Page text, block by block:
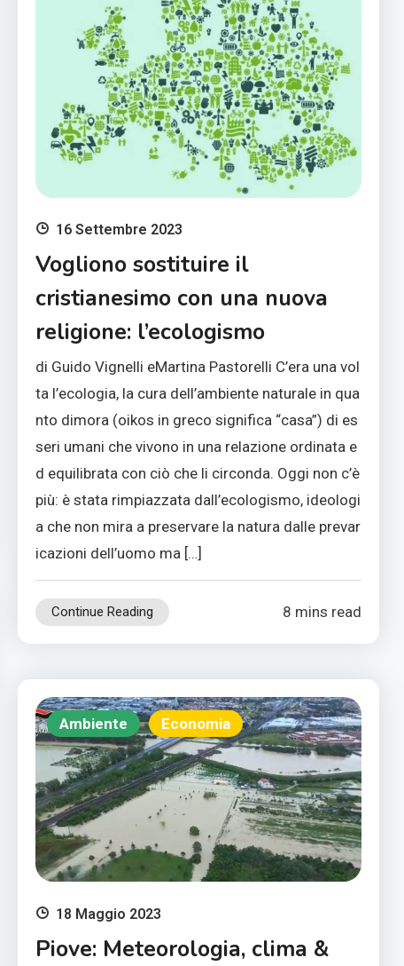
16 Settembre 2023
Vogliono sostituire il
cristianesimo con una nuova
religione: l’ecologismo
di Guido Vignelli eMartina Pastorelli C’era una vol
ta l’ecologia, la cura dell’ambiente naturale in qua
nto dimora (oikos in greco significa “casa”) di es
seri umani che vivono in una relazione ordinata e
d equilibrata con ciò che li circonda. Oggi non c’è
più: è stata rimpiazzata dall’ecologismo, ideologi
a che non mira a preservare la natura dalle prevar
icazioni dell’uomo ma […]
Continue Reading
8 mins read
Ambiente Economia
18 Maggio 2023
Piove: Meteorologia, clima &